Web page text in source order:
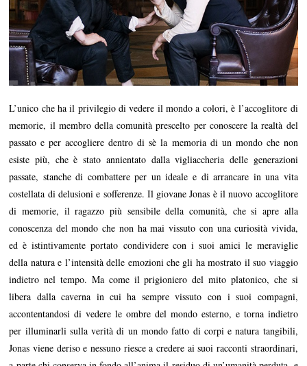
L’unico che ha il privilegio di vedere il mondo a colori, è l’accoglitore di
memorie, il membro della comunità prescelto per conoscere la realtà del
passato e per accogliere dentro di sè la memoria di un mondo che non
esiste più, che è stato annientato dalla vigliaccheria delle generazioni
passate, stanche di combattere per un ideale e di arrancare in una vita
costellata di delusioni e sofferenze. Il giovane Jonas è il nuovo accoglitore
di memorie, il ragazzo più sensibile della comunità, che si apre alla
conoscenza del mondo che non ha mai vissuto con una curiosità vivida,
ed è istintivamente portato condividere con i suoi amici le meraviglie
della natura e l’intensità delle emozioni che gli ha mostrato il suo viaggio
indietro nel tempo. Ma come il prigioniero del mito platonico, che si
libera dalla caverna in cui ha sempre vissuto con i suoi compagni,
accontentandosi di vedere le ombre del mondo esterno, e torna indietro
per illuminarli sulla verità di un mondo fatto di corpi e natura tangibili,
Jonas viene deriso e nessuno riesce a credere ai suoi racconti straordinari,